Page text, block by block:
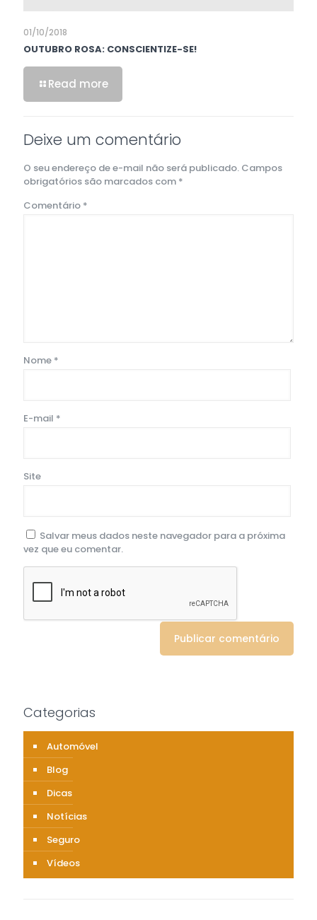
01/10/2018
OUTUBRO ROSA: CONSCIENTIZE-SE!
Read more
Deixe um comentário
O seu endereço de e-mail não será publicado. Campos
obrigatórios são marcados com *
Comentário *
Nome *
E-mail *
Site
Salvar meus dados neste navegador para a próxima
vez que eu comentar.
Categorias
Automóvel
Blog
Dicas
Notícias
Seguro
Vídeos